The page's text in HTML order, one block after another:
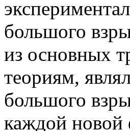
большого
из основных
теориям,
большого
каждой новой